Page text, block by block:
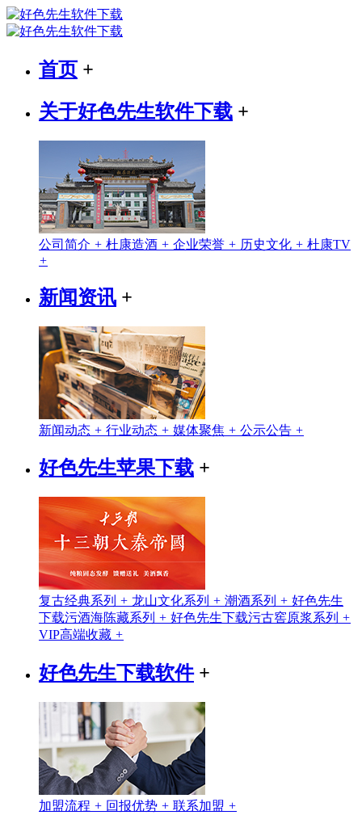
首页 +
关于好色先生软件下载 +
公司简介 + 杜康造酒 + 企业荣誉 + 历史文化 + 杜康TV
+
新闻资讯 +
新闻动态 + 行业动态 + 媒体聚焦 + 公示公告 +
好色先生苹果下载 +
复古经典系列 + 龙山文化系列 + 潮酒系列 + 好色先生
下载污酒海陈藏系列 + 好色先生下载污古窖原浆系列 +
VIP高端收藏 +
好色先生下载软件+
加盟流程 + 回报优势 + 联系加盟 +